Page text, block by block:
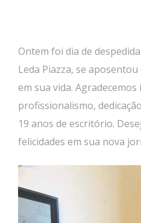
Ontem foi dia de
Leda Piazza, se
em sua vida.
profissionalismo,
19 anos de escritório.
felicidades em sua nova